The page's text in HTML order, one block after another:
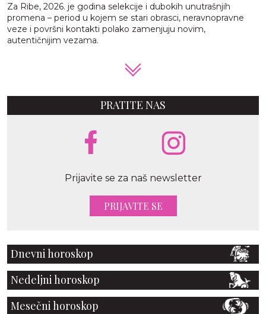
Za Ribe, 2026. je godina selekcije i dubokih unutrašnjih
promena – period u kojem se stari obrasci, neravnopravne
veze i površni kontakti polako zamenjuju novim,
autentičnijim vezama.
PRATITE NAS
Prijavite se za naš newsletter
PRIJAVITE SE
Dnevni horoskop
Nedeljni horoskop
Mesečni horoskop